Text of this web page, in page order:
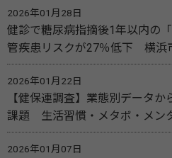
2026年01月28日
健診で糖尿病指摘後1年以内の
管疾患リスクが27％低下 横浜
2026年01月22日
【健保連調査】業態別データ
課題 生活習慣・メタボ・メン
2026年01月07日